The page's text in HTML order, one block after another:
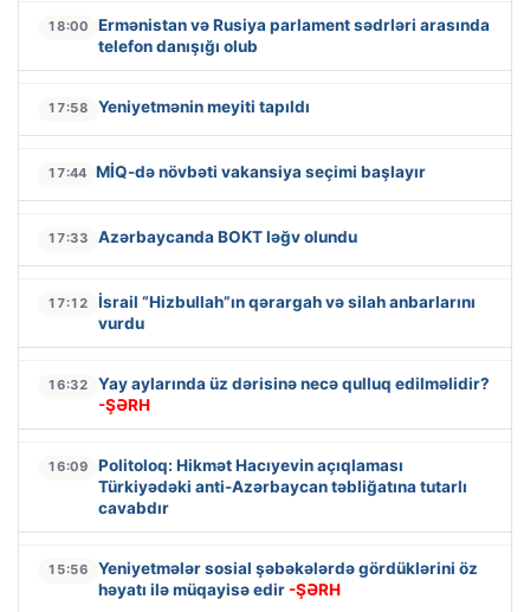
18:00
Ermənistan və Rusiya parlament sədrləri arasında
telefon danışığı olub
17:58 Yeniyetmənin meyiti tapıldı
17:44 MİQ-də növbəti vakansiya seçimi başlayır
17:33 Azərbaycanda BOKT ləğv olundu
17:12
İsrail “Hizbullah”ın qərargah və silah anbarlarını
vurdu
16:32
Yay aylarında üz dərisinə necə qulluq edilməlidir?
-ŞƏRH
16:09
Politoloq: Hikmət Hacıyevin açıqlaması
Türkiyədəki anti-Azərbaycan təbliğatına tutarlı
cavabdır
15:56
Yeniyetmələr sosial şəbəkələrdə gördüklərini öz
həyatı ilə müqayisə edir -ŞƏRH